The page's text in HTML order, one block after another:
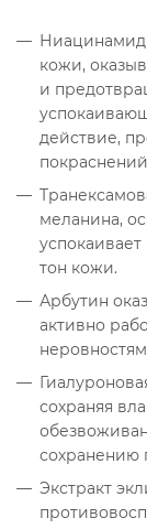
Ниацинамид
кожи,
и
действие,
меланина,
тон кожи.
Арбутин
активно
сохраняя
сохранению
Экстракт